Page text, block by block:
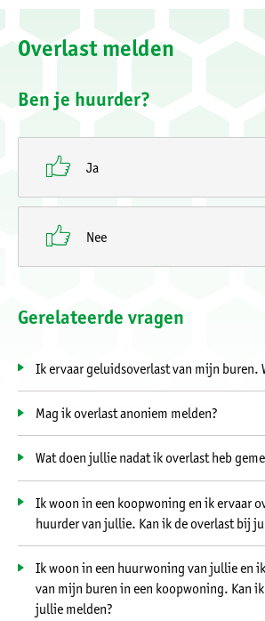
Overlast melden
Ben je huurder?
 Ja
 Nee
Gerelateerde vragen
Ik ervaar geluidsoverlast van mijn buren.
Mag ik overlast anoniem melden?
Wat doen jullie nadat ik overlast heb
Ik woon in een koopwoning en ik ervaar overlast van een
huurder van jullie. Kan ik de overlast bij
Ik woon in een huurwoning van jullie en ik ervaar overlast
van mijn buren in een koopwoning. Kan
jullie melden?